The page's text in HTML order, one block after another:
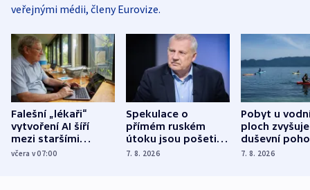
veřejnými médii, členy Eurovize.
Falešní „lékaři“
vytvoření AI šíří
mezi staršími
Poláky nebezpečné
včera v 07:00
Spekulace o
přímém ruském
útoku jsou pošetilé,
míní estonský
7. 8. 2026
Pobyt u
ploch zvyšuje
duševní
ukázala
7. 8. 2026